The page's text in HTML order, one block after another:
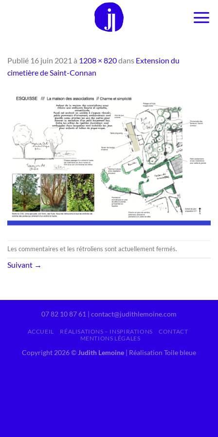
Publié 16 juin 2021 à 1208 × 820dans Extension du
cimetière de Saint-Connan
Les commentaires et les rétroliens sont actuellement fermés.
Suivant →
07 82 10 87 61 | contact@judithlemoine.com
ACCUEIL RÉALISATIONS – INSPIRATIONS
CONTACT
MENTIONS LÉGALES
Copyright 2026 © Judith Lemoine | Réalisation Toile bleue